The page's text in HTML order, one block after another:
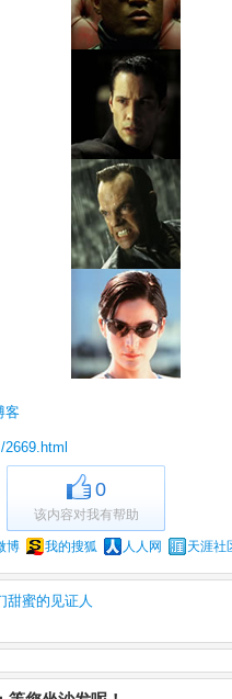
客
0
该内容对我有帮助
博 我的搜狐 人人网 天涯社
甜蜜的见证人